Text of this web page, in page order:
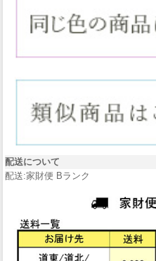
配送について
配送:家財便 Bランク